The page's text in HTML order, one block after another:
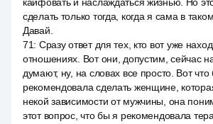
сделать только тогда, когда я сама в
Давай.
71: Сразу ответ для тех, кто вот уже
отношениях. Вот они, допустим, сейчас
думают, ну, на словах все просто. Вот
рекомендовала сделать женщине,
некой зависимости от мужчины, она
этот вопрос, что бы я рекомендовала